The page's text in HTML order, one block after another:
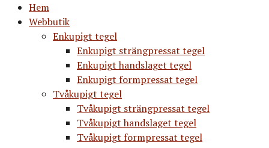
Hem
Webbutik
Enkupigt tegel
Enkupigt strängpressat tegel
Enkupigt handslaget tegel
Enkupigt formpressat tegel
Tvåkupigt tegel
Tvåkupigt strängpressat tegel
Tvåkupigt handslaget tegel
Tvåkupigt formpressat tegel